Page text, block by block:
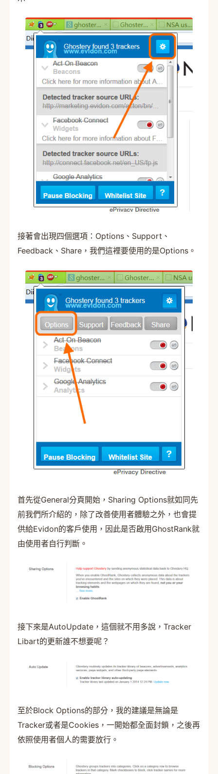
接著會出現四個選項：Options、Support、
Feedback、Share，我們這裡要使用的是Options。
首先從General分頁開始，Sharing Options就如同先
前我們所介紹的，除了改善使用者體驗之外，也會提
供給Evidon的客戶使用，因此是否啟用GhostRank就
由使用者自行判斷。
接下來是AutoUpdate，這個就不用多說，Tracker
Libart的更新誰不想要呢？
至於Block Options的部分，我的建議是無論是
Tracker或者是Cookies，一開始都全面封鎖，之後再
依照使用者個人的需要放行。